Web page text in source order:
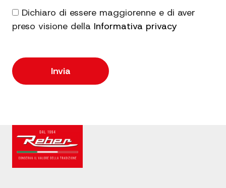
Dichiaro di essere maggiorenne e di aver
preso visione della Informativa privacy